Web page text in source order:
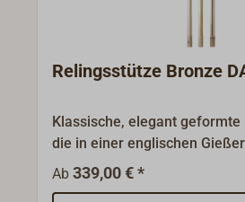
Relingsstütze Bronze
Klassische, elegant geformte
die in einer englischen
historischen Gussmodellen
Sandgussverfahren aus
Ab339,00 € *